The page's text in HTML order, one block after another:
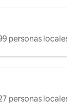
personas
personas